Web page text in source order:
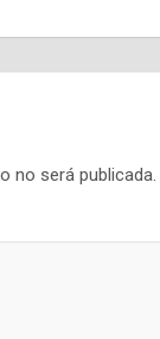
no será publicada.